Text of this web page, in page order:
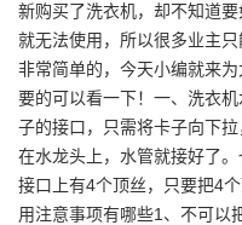
新购买了洗衣机，却不知道
就无法使用，所以很多业主
非常简单的，今天小编就来
要的可以看一下！一、洗衣
子的接口，只需将卡子向下
在水龙头上，水管就接好了
接口上有4个顶丝，只要把4
用注意事项有哪些1、不可以